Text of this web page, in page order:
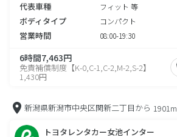
代表車種 フィット 等
ボディタイプ コンパクト
営業時間 08:00-19:30
6時間7,463円
免責補償制度【K-0,C-1,C-2,M-2,S-2】
1,430円
新潟県新潟市中央区関新二丁目から 1901m
トヨタレンタカー女池インター